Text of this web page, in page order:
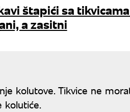
štapići sa
a zasitni
kolutove. Tikvice ne
kolutiće.